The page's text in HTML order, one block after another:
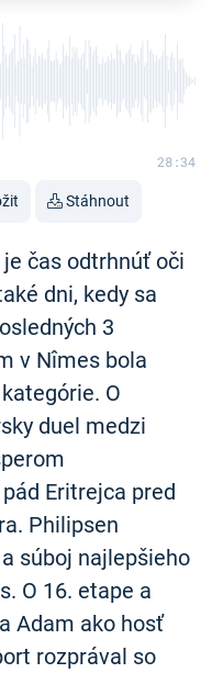
28:34
Stáhnout
čas odtrhnúť oči
dni, kedy sa
3
v Nîmes bola
O
duel medzi
Eritrejca pred
Philipsen
súboj najlepšieho
O 16. etape a
Adam ako hosť
rozprával so